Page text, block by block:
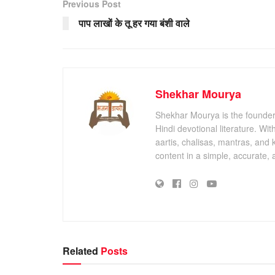
Previous Post
पाप लाखों के तू हर गया बंशी वाले
Shekhar Mourya
Shekhar Mourya is the
Hindi devotional literature.
aartis, chalisas, mantras, and
content in a simple, accurate,
Related Posts